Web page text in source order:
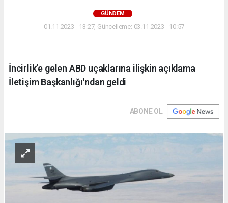
GÜNDEM
01.11.2023 - 13:27, Güncelleme: 03.11.2023 - 10:57
İncirlik’e gelen ABD uçaklarına ilişkin açıklama
İletişim Başkanlığı'ndan geldi
ABONE OL